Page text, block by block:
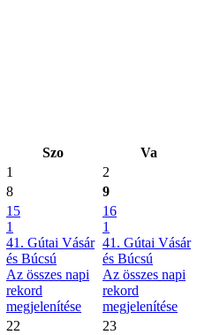
Szo
Va
1
2
8 9
15
1
41. Gútai Vásár
és Búcsú
Az összes napi
rekord
megjelenítése
16
1
41. Gútai Vásár
és Búcsú
Az összes napi
rekord
megjelenítése
22
23